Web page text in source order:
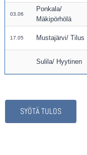
03.06
Ponkala/
Mäkipörhölä
17.05 Mustajärvi/ Tilus
Sulila/ Hyytinen
SYÖTÄ TULOS